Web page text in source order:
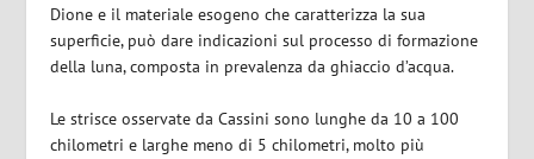
Dione e il materiale esogeno che caratterizza la sua
superficie, può dare indicazioni sul processo di formazione
della luna, composta in prevalenza da ghiaccio d’acqua.
Le strisce osservate da Cassini sono lunghe da 10 a 100
chilometri e larghe meno di 5 chilometri, molto più